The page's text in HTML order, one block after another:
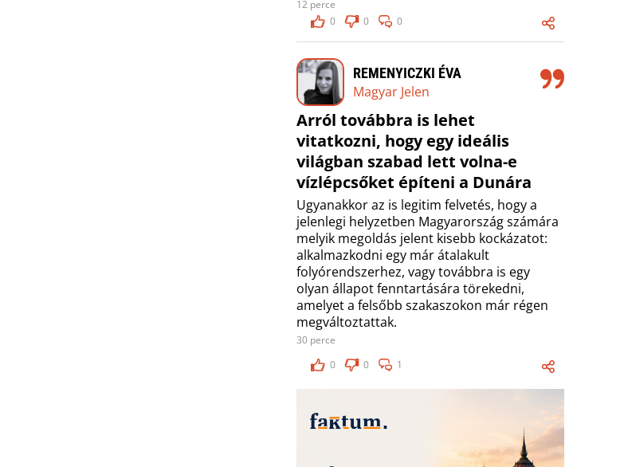
12 perce
0
0 0
REMENYICZKI ÉVA
Magyar Jelen
Arról továbbra is lehet
vitatkozni, hogy egy ideális
világban szabad lett volna-e
vízlépcsőket építeni a Dunára
Ugyanakkor az is legitim felvetés, hogy a
jelenlegi helyzetben Magyarország számára
melyik megoldás jelent kisebb kockázatot:
alkalmazkodni egy már átalakult
folyórendszerhez, vagy továbbra is egy
olyan állapot fenntartására törekedni,
amelyet a felsőbb szakaszokon már régen
megváltoztattak.
30 perce
0
0 1